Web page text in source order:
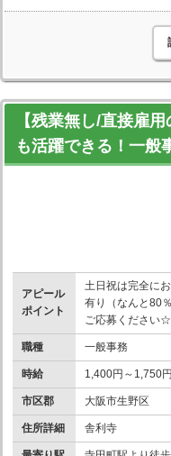
【残業無し/直接雇
も活躍できる！一般
アピール
ポイント
土日祝は完全に
有り（なんと80
ご応募ください
職種 一般事務
時給 1,400円～1,750円
市区郡 大阪市生野区
住所詳細 舎利寺